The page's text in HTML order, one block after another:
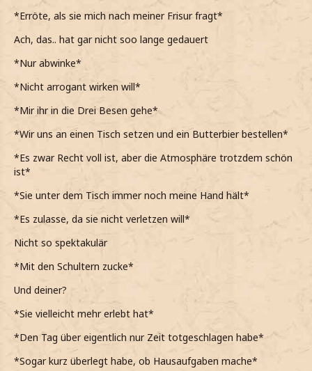
*Erröte, als sie mich nach meiner Frisur fragt*
Ach, das.. hat gar nicht soo lange gedauert
*Nur abwinke*
*Nicht arrogant wirken will*
*Mir ihr in die Drei Besen gehe*
*Wir uns an einen Tisch setzen und ein Butterbier bestellen*
*Es zwar Recht voll ist, aber die Atmosphäre trotzdem schön
ist*
*Sie unter dem Tisch immer noch meine Hand hält*
*Es zulasse, da sie nicht verletzen will*
Nicht so spektakulär
*Mit den Schultern zucke*
Und deiner?
*Sie vielleicht mehr erlebt hat*
*Den Tag über eigentlich nur Zeit totgeschlagen habe*
*Sogar kurz überlegt habe, ob Hausaufgaben mache*